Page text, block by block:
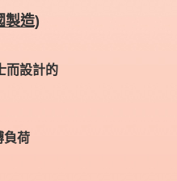
製造)
而設計的
負荷